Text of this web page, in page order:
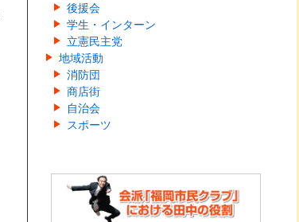
後援会
学生・インターン
立憲民主党
地域活動
消防団
商店街
自治会
スポーツ